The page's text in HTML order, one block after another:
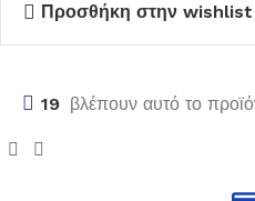
Προσθήκη στην wishlist
19 βλέπουν αυτό το